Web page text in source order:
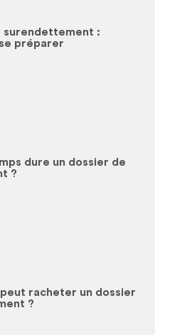
surendettement :
préparer
dure un dossier de
?
racheter un dossier
?